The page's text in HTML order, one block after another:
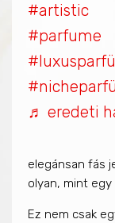
#artistic
#parfume
♬ eredeti
elegánsan fás
olyan, mint
Ez nem csak